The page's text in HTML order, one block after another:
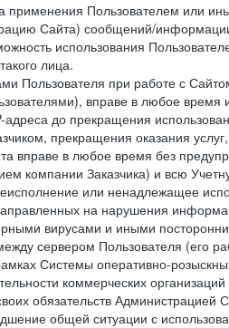
Пользователем или
Сайта) сообщений/
использования
лица.
Пользователя при работе с
вправе в любое
адреса до прекращения
прекращения оказания
вправе в любое время без
компании Заказчика) и всю
или ненадлежащее
на нарушения
вирусами и иными
сервером Пользователя (его
Системы оперативно-
коммерческих
обязательств Администрацией
общей ситуации с